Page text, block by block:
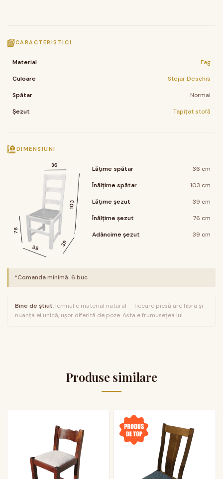
CARACTERISTICI
Material Fag
Culoare Stejar Deschis
Spătar Normal
Șezut Tapițat stofă
DIMENSIUNI
36
39
103
39
76
Lățime spătar 36 cm
Înălțime spătar 103 cm
Lățime șezut 39 cm
Înălțime șezut 76 cm
Adâncime șezut 39 cm
*Comanda minimă: 6 buc.
Bine de știut: lemnul e material natural — fiecare piesă are fibra și
nuanța ei unică, ușor diferită de poze. Asta e frumusețea lui.
Produse similare